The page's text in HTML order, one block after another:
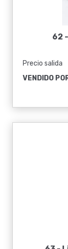
62 -
Precio salida
VENDIDO